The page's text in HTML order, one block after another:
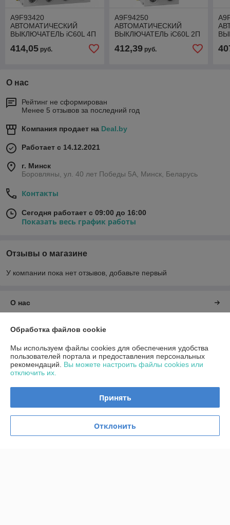
A9F93420
АВТОМАТИЧЕСКИЙ
ВЫКЛЮЧАТЕЛЬ iC60L 4П
414,05 руб.
A9F94250
АВТОМАТИЧЕСКИЙ
ВЫКЛЮЧАТЕЛЬ iC60L 2П
412,39руб.
О нас
Рейтинг не сформирован
Менее 5 отзывов за последний год
Компания продает на Deal.by
Работает с 14.12.2021
г. Минск
Боровляны, ул. 40 лет Победы 5A, Минск, Беларусь
Контакты
Сегодня работает с 09:00 до 16:00
Показать весь график работы
Отзывы о магазине
У компании пока нет отзывов, добавьте первый
О нас
Контакты
Доставка и оплата
График работы
Политика обработки cookies
Обработка файлов cookie
Мы используем файлы cookies для обеспечения удобства
пользователей портала и предоставления персональных
рекомендаций. Вы можете настроить файлы cookies или
отключить их.
Принять
Отклонить